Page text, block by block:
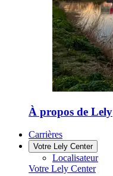
À propos de Lely
Carrières
Votre Lely Center
Localisateur
Votre Lely Center